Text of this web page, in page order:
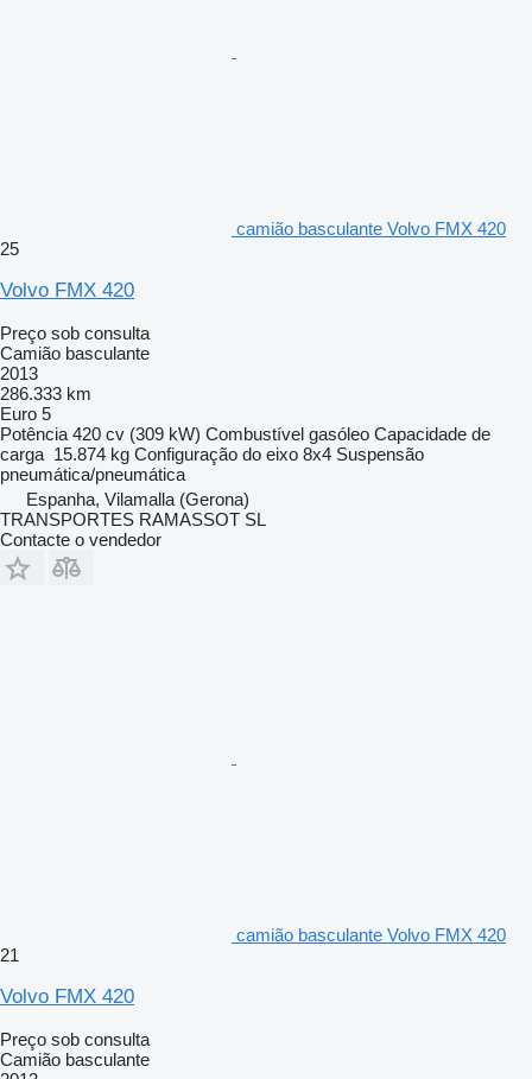
camião basculante Volvo FMX 420
25
Volvo FMX 420
Preço sob consulta
Camião basculante
2013
286.333 km
Euro 5
Potência 420 cv (309 kW) Combustível gasóleo Capacidade de
carga 15.874 kg Configuração do eixo 8x4 Suspensão
pneumática/pneumática
Espanha, Vilamalla (Gerona)
TRANSPORTES RAMASSOT SL
Contacte o vendedor
camião basculante Volvo FMX 420
21
Volvo FMX 420
Preço sob consulta
Camião basculante